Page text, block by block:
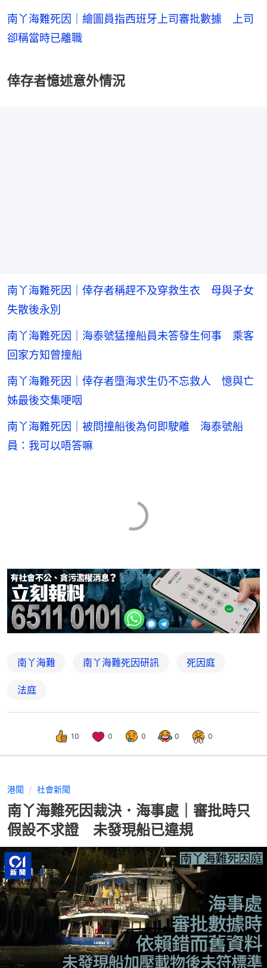
南丫海難死因｜繪圖員指西班牙上司審批數據 上司
卻稱當時已離職
倖存者憶述意外情況
南丫海難死因｜倖存者稱趕不及穿救生衣 母與子女
失散後永別
南丫海難死因｜海泰號猛撞船員未答發生何事 乘客
回家方知曾撞船
南丫海難死因｜倖存者墮海求生仍不忘救人 憶與亡
姊最後交集哽咽
南丫海難死因｜被問撞船後為何即駛離 海泰號船
員：我可以唔答嘛
南丫海難 南丫海難死因研訊 死因庭
法庭
10 0 0 0 0
港聞 社會新聞
南丫海難死因裁決．海事處｜審批時只
假設不求證 未發現船已違規